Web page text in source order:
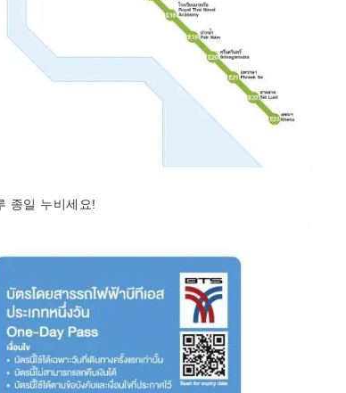
종일 누비세요!